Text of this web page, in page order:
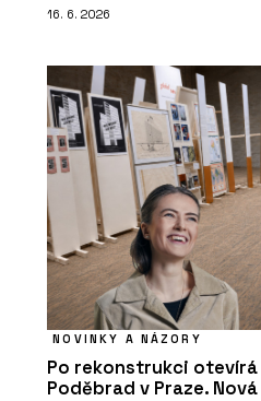
16. 6. 2026
NOVINKY A NÁZORY
Po rekonstrukci
Poděbrad v Praze.